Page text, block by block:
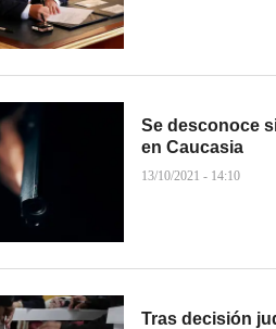
Se desconoce
en Caucasia
13/10/2021 - 14:10
Tras decisión